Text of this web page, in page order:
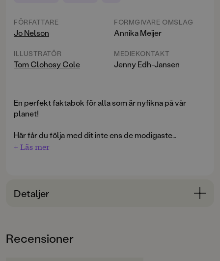
FÖRFATTARE
Jo Nelson
ILLUSTRATÖR
Tom Clohosy Cole
FORMGIVARE OMSLAG
Annika Meijer
MEDIEKONTAKT
Jenny Edh-Jansen
En perfekt faktabok för alla som är nyfikna på vår
planet!
Här får du följa med dit inte ens de modigaste
äventyrarna har lyckats ta sig - från botten av den
ekvatorn. Ta skydd från jordbävningar och
vulkanutbrott och häng med i vattnets kretslopp. Läs
också det som hotar att förstöra den om vi inte gör
något i tid.
+ Läs mer
Detaljer
3-6
Recensioner